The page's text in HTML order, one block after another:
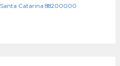
Santa Catarina 88200000